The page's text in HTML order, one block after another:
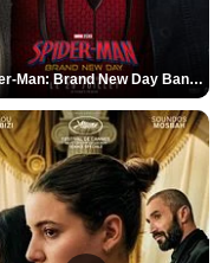
Spider-Man: Brand New Day Bande-annonce VO STFR